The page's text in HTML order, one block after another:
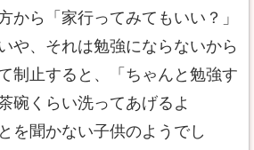
から「家行ってみてもいい？」
や、それは勉強にならないから
制止すると、「ちゃんと勉強す
碗くらい洗ってあげるよ
を聞かない子供のようでし